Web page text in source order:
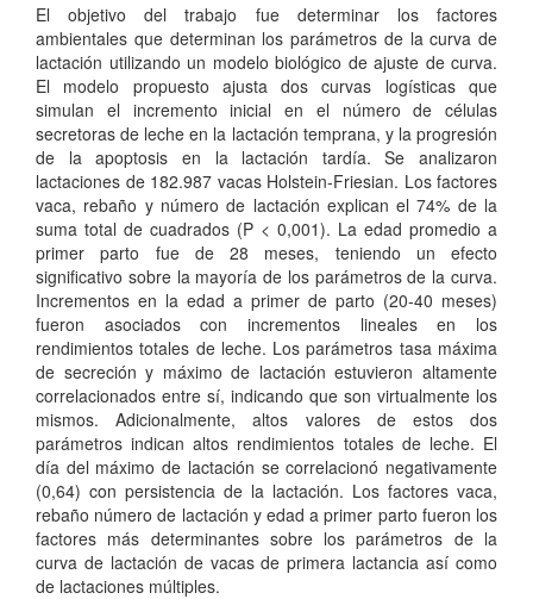
El objetivo del trabajo fue determinar los factores
ambientales que determinan los parámetros de la curva de
lactación utilizando un modelo biológico de ajuste de curva.
El modelo propuesto ajusta dos curvas logísticas que
simulan el incremento inicial en el número de células
secretoras de leche en la lactación temprana, y la progresión
de la apoptosis en la lactación tardía. Se analizaron
lactaciones de 182.987 vacas Holstein-Friesian. Los factores
vaca, rebaño y número de lactación explican el 74% de la
suma total de cuadrados (P < 0,001). La edad promedio a
primer parto fue de 28 meses, teniendo un efecto
significativo sobre la mayoría de los parámetros de la curva.
Incrementos en la edad a primer de parto (20-40 meses)
fueron asociados con incrementos lineales en los
rendimientos totales de leche. Los parámetros tasa máxima
de secreción y máximo de lactación estuvieron altamente
correlacionados entre sí, indicando que son virtualmente los
mismos. Adicionalmente, altos valores de estos dos
parámetros indican altos rendimientos totales de leche. El
día del máximo de lactación se correlacionó negativamente
(0,64) con persistencia de la lactación. Los factores vaca,
rebaño número de lactación y edad a primer parto fueron los
factores más determinantes sobre los parámetros de la
curva de lactación de vacas de primera lactancia así como
de lactaciones múltiples.